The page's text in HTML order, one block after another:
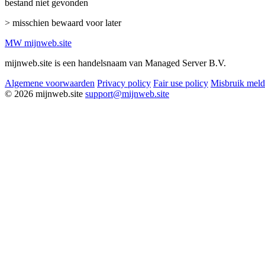
bestand niet gevonden
> misschien bewaard voor later
MW mijnweb.site
mijnweb.site is een handelsnaam van Managed Server B.V.
Algemene voorwaarden Privacy policy Fair use policy Misbruik
© 2026 mijnweb.site support@mijnweb.site